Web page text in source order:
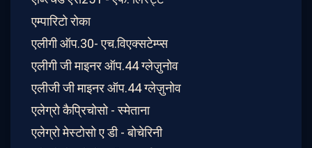
एम्पारिटो रोका
एलीगी ऑप.30- एच.विएक्सटेम्प्स
एलीगी जी माइनर ऑप.44 ग्लेज़ुनोव
एलीजी जी माइनर ऑप.44 ग्लेज़ुनोव
एलेग्रो कैप्रिचोसो - स्मेताना
एलेग्रो मेस्टोसो ए डी - बोचेरिनी